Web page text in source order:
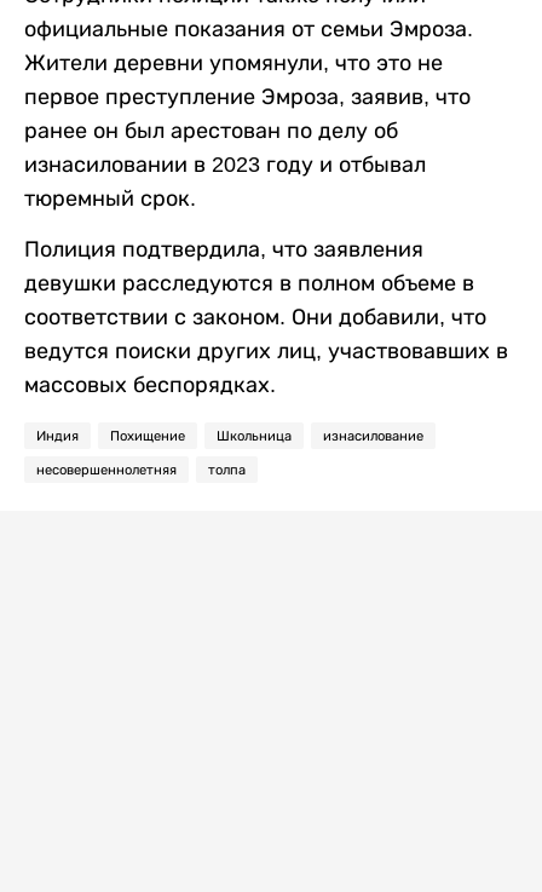
официальные показания от семьи Эмроза.
Жители деревни упомянули, что это не
первое преступление Эмроза, заявив, что
ранее он был арестован по делу об
изнасиловании в 2023 году и отбывал
тюремный срок.
Полиция подтвердила, что заявления
девушки расследуются в полном объеме в
соответствии с законом. Они добавили, что
ведутся поиски других лиц, участвовавших в
массовых беспорядках.
Индия Похищение Школьница изнасилование
несовершеннолетняя толпа